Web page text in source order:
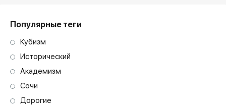
Популярные теги
Кубизм
Исторический
Академизм
Сочи
Дорогие